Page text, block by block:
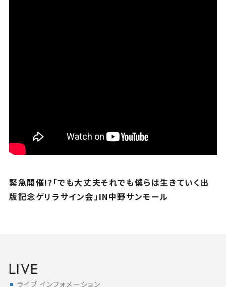
緊急開催!?「でも大丈夫それでも僕らは生きていく出
版記念ゲリラサイン会」IN中野サンモール
LIVE
ライブ インフォメーション